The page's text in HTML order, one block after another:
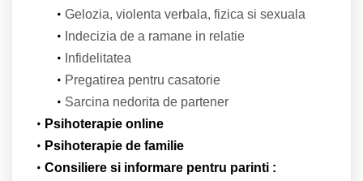
Gelozia, violenta verbala, fizica si sexuala
Indecizia de a ramane in relatie
Infidelitatea
Pregatirea pentru casatorie
Sarcina nedorita de partener
Psihoterapie online
Psihoterapie de familie
Consiliere si informare pentru parinti :